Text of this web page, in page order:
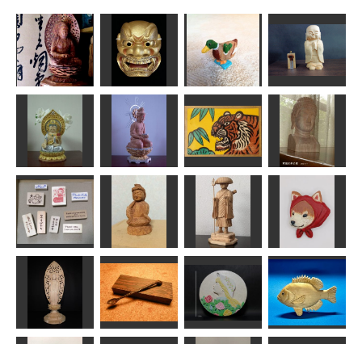
阿弥陀如来座
像17cm
sigesama
獅子口
msuganuma
鴨が葱を背負
ってくる
のりお
お地蔵さま
HANA
虚空蔵菩薩坐
像
ちゅうさん
観世音菩薩
ちゅうさん
年賀状「寅」9
道刃物★所蔵参考
作品
釈迦如来仏頭
はごろも
動物たちの消
しゴムはんこ
penmeron
如意輪観音
なんぺい
修行僧
茶々丸
柴ずきん
yuzuko